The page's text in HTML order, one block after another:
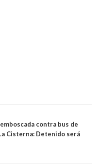
contra bus de
Cisterna: Detenido será